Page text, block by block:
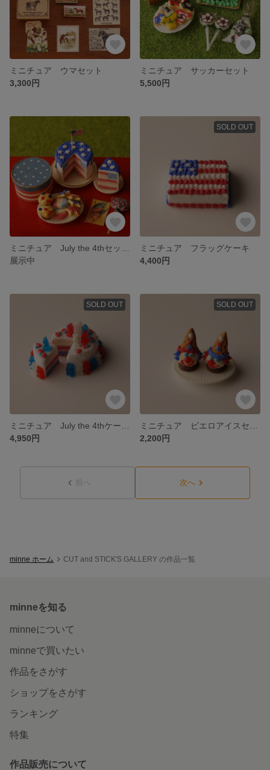
ミニチュア ウマセット
3,300円
ミニチュア サッカーセット
5,500円
展示中
SOLD OUT
ミニチュア フラッグケーキ
4,400円
SOLD OUT
4,950円
SOLD OUT
2,200円
前へ 次へ
minne ホーム CUT and STICK'S GALLERY の作品一覧
minneを知る
minneについて
minneで買いたい
作品をさがす
ショップをさがす
ランキング
特集
作品販売について